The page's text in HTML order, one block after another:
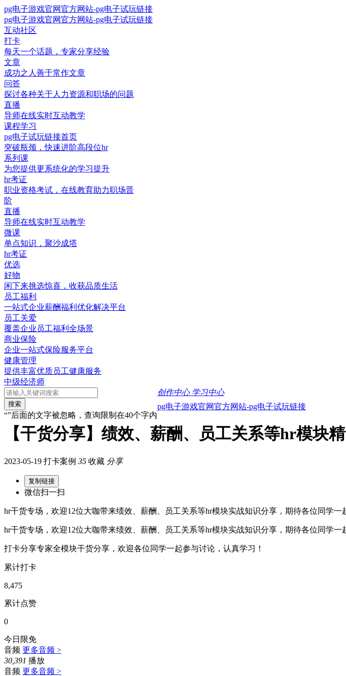
pg电子游戏官网官方网站-pg电子试玩链接
pg电子游戏官网官方网站-pg电子试玩链接
互动社区
打卡
每天一个话题，专家分享经验
文章
成功之人善于常作文章
问答
探讨各种关于人力资源和职场的问题
直播
导师在线实时互动教学
课程学习
pg电子试玩链接首页
突破瓶颈，快速进阶高段位hr
系列课
为您提供更系统化的学习提升
hr考证
职业资格考试，在线教育助力职场晋
阶
直播
导师在线实时互动教学
微课
单点知识，聚沙成塔
hr考证
优选
好物
闲下来挑选惊喜，收获品质生活
员工福利
一站式企业薪酬福利优化解决平台
员工关爱
覆盖企业员工福利全场景
商业保险
企业一站式保险服务平台
健康管理
提供丰富优质员工健康服务
中级经济师
创作中心 学习中心
搜索
“”后面的文字被忽略，查询限制在40个字内
pg电子游戏官网官方网站-pg电子试玩链接
【干货分享】绩效、薪酬、员工关系等hr模块
2023-05-19 打卡案例 35 收藏 分享
复制链接
微信扫一扫
hr干货专场，欢迎12位大咖带来绩效、薪酬、员工关系等hr模块实战知识分享，期待各位同学一
hr干货专场，欢迎12位大咖带来绩效、薪酬、员工关系等hr模块实战知识分享，期待各位同学一
打卡分享专家全模块干货分享，欢迎各位同学一起参与讨论，认真学习！
累计打卡
8,475
累计点赞
0
今日限免
音频 更多音频 >
30,391 播放
音频 更多音频 >